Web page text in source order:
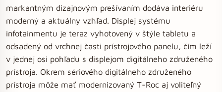
markantným dizajnovým prešívaním dodáva interiéru
moderný a aktuálny vzhľad. Displej systému
infotainmentu je teraz vyhotovený v štýle tabletu a
odsadený od vrchnej časti prístrojového panelu, čím leží
v jednej osi pohľadu s displejom digitálneho združeného
prístroja. Okrem sériového digitálneho združeného
prístroja môže mať modernizovaný T-Roc aj voliteľný